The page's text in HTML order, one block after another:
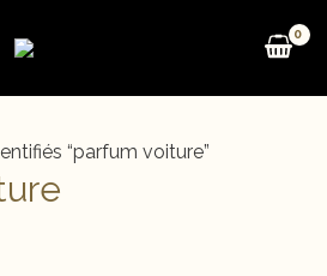
“parfum voiture”